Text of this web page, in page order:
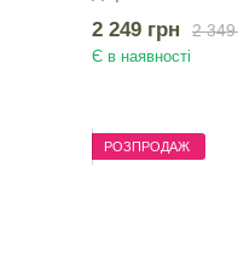
класичний до
2 349
2 249 грн
Є в наявності
РОЗПРОДАЖ